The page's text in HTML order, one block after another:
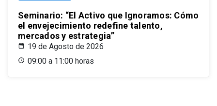
Seminario: “El Activo que Ignoramos: Cómo
el envejecimiento redefine talento,
mercados y estrategia”
19 de Agosto de 2026
09:00 a 11:00 horas